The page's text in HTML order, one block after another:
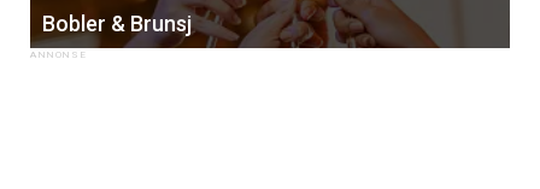
Bobler & Brunsj